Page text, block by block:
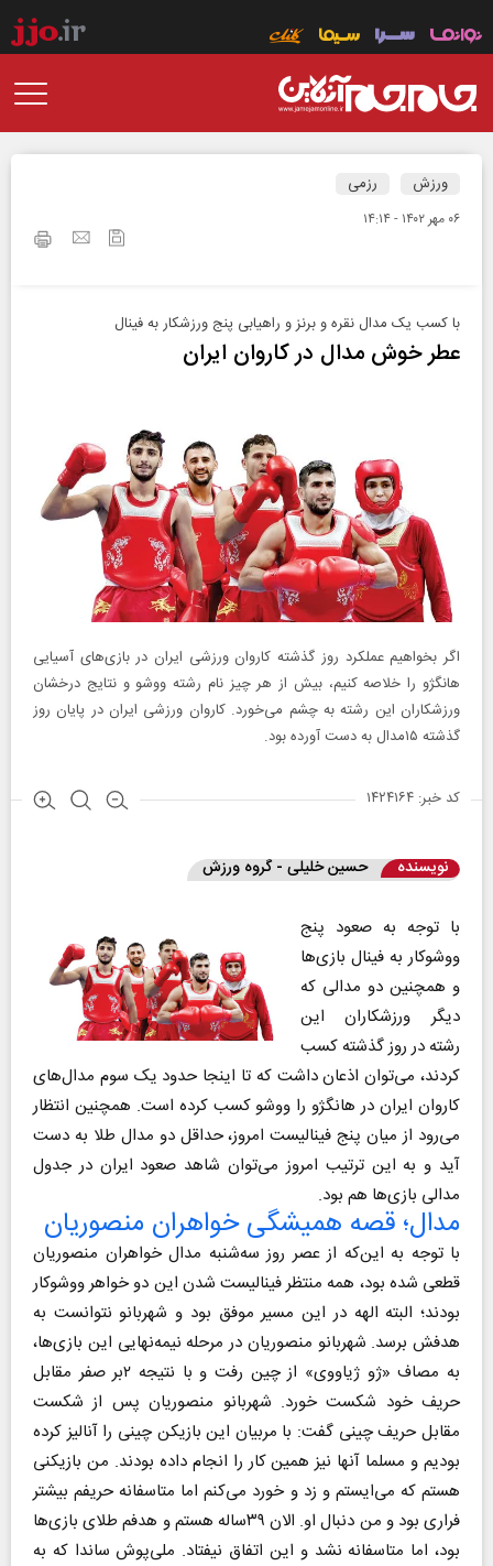
ورزش رزمی
۰۶ مهر ۱۴۰۲ - ۱۴:۱۴
با کسب یک مدال نقره و برنز و راهیابی پنج ورزشکار به فینال
عطر خوش مدال در کاروان ایران
اگر بخواهیم عملکرد روز گذشته کاروان ورزشی ایران در بازی‌های آسیایی
هانگژو را خلاصه کنیم، بیش از هر چیز نام رشته ووشو و نتایج درخشان
ورزشکاران این رشته به چشم می‌خورد. کاروان ورزشی ایران در پایان روز
گذشته ۱۵مدال به دست آورده بود.
کد خبر: ۱۴۲۴۱۶۴
نویسنده حسین خلیلی - گروه ورزش
با توجه به صعود پنج
ووشوکار به فینال بازی‌ها
و همچنین دو مدالی که
دیگر ورزشکاران این
رشته در روز گذشته کسب
کردند، می‌توان اذعان داشت که تا اینجا حدود یک سوم مدال‌های
کاروان ایران در هانگژو را ووشو کسب کرده است. همچنین انتظار
می‌رود از میان پنج فینالیست امروز، حداقل دو مدال طلا به دست
آید و به این ترتیب امروز می‌توان شاهد صعود ایران در جدول
مدالی بازی‌ها هم بود.
مدال؛ قصه همیشگی خواهران منصوریان
با توجه به این‌که از عصر روز سه‌شنبه مدال خواهران منصوریان
قطعی شده بود، همه منتظر فینالیست شدن این دو خواهر ووشوکار
بودند؛ البته الهه در این مسیر موفق بود و شهربانو نتوانست به
هدفش برسد. شهربانو منصوریان در مرحله نیمه‌نهایی این بازی‌ها،
به مصاف «ژو ژیاووی» از چین رفت و با نتیجه ۲بر صفر مقابل
حریف خود شکست خورد. شهربانو منصوریان پس از شکست
مقابل حریف چینی گفت: با مربیان این بازیکن چینی را آنالیز کرده
بودیم و مسلما آنها نیز همین کار را انجام داده بودند. من بازیکنی
هستم که می‌ایستم و زد و خورد می‌کنم اما متاسفانه حریفم بیشتر
فراری بود و من دنبال او. الان ۳۹ساله هستم و هدفم طلای بازی‌ها
بود، اما متاسفانه نشد و این اتفاق نیفتاد.‌ ملی‌پوش ساندا که به